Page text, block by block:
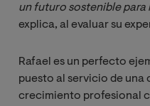
un futuro sostenible para
explica, al evaluar su
Rafael es un perfecto
puesto al servicio de una
crecimiento profesional